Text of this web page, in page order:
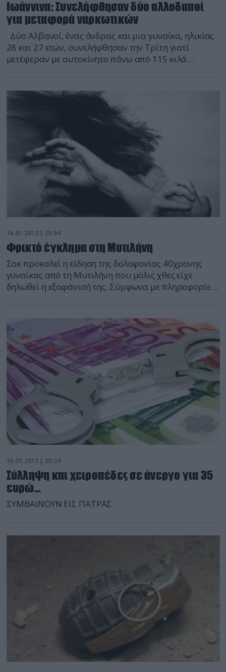
Ιωάννινα: Συνελήφθησαν δύο αλλοδαποί
για μεταφορά ναρκωτικών
Δύο Αλβανοί, ένας άνδρας και μια γυναίκα, ηλικίας
28 και 27 ετών, συνελήφθησαν την Τρίτη γιατί
μετέφεραν με αυτοκίνητο πάνω από 115 κιλά
Καλπακίου Ιωαννίνων, όταν εντοπίστηκε ένα ύποπτο
αυτοκίνητο με επιβάτες τους δύο συλληφθέντες και
ακινητοποιήθηκε για έλεγχο. Από την έρευνα […]
16.01.2013 | 20:54
Φρικτό έγκλημα στη Μυτιλήνη
Σοκ προκαλεί η είδηση της δολοφονίας 40χρονης
γυναίκας από τη Μυτιλήνη που μόλις χθες είχε
δηλωθεί η εξαφάνισή της. Σύμφωνα με πληροφορίες
το στην βαλτώδη περιοχή της Λάρσου. Η επίσημη
ενημέρωση από την Αστυνομική Δ/νση αναφέρει:
Συνελήφθη, σήμερα (16-01-2013)το απόγευμα, στη
Μυτιλήνη, […]
16.01.2013 | 20:24
Σύλληψη και χειροπέδες σε άνεργο για 35
ευρώ…
ΣΥΜΒΑΙΝΟΥΝ ΕΙΣ ΠΑΤΡΑΣ